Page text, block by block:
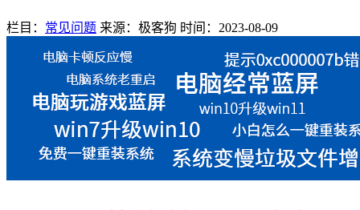
栏目： 常见问题 来源：极客狗 时间：2023-08-09